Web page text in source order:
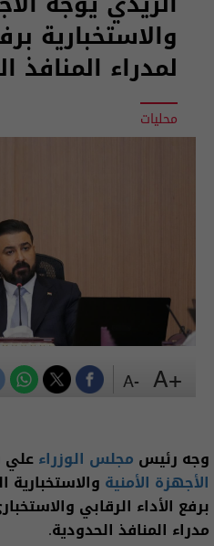
والاستخبارية
لمدراء المنافذ
محليات
وجه رئيس مجلس الوزراءعلي
الأجهزة الأمنية والاستخبارية
برفع الأداء الرقابي
مدراء المنافذ الحدودية.
+A
-A